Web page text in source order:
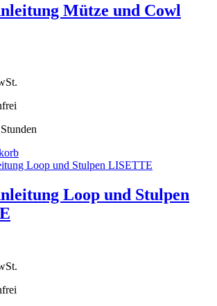
Mütze und Cowl
Loop und Stulpen